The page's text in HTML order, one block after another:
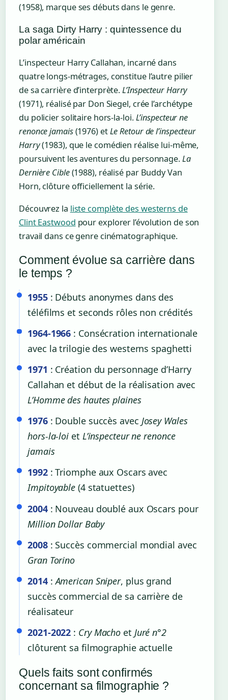
(1958), marque ses débuts dans le genre.
La saga Dirty Harry : quintessence du
polar américain
L’inspecteur Harry Callahan, incarné dans
quatre longs-métrages, constitue l’autre pilier
de sa carrière d’interprète.L’Inspecteur Harry
(1971), réalisé par Don Siegel, crée l’archétype
du policier solitaire hors-la-loi.L’inspecteur ne
renonce jamais(1976) etLe Retour de l’inspecteur
Harry(1983), que le comédien réalise lui-même,
poursuivent les aventures du personnage.La
Dernière Cible(1988), réalisé par Buddy Van
Horn, clôture officiellement la série.
Découvrez la liste complète des westerns de
Clint Eastwood pour explorer l’évolution de son
travail dans ce genre cinématographique.
Comment évolue sa carrière dans
le temps ?
1955: Débuts anonymes dans des
téléfilms et seconds rôles non crédités
1964-1966 : Consécration internationale
avec la trilogie des westerns spaghetti
1971 : Création du personnage d’Harry
Callahan et début de la réalisation avec
L’Homme des hautes plaines
1976: Double succès avec Josey Wales
hors-la-loi et L’inspecteur ne renonce
jamais
1992: Triomphe aux Oscars avec
Impitoyable (4 statuettes)
2004: Nouveau doublé aux Oscars pour
Million Dollar Baby
2008: Succès commercial mondial avec
Gran Torino
2014:American Sniper, plus grand
succès commercial de sa carrière de
réalisateur
2021-2022 : Cry Macho et Juré n°2
clôturent sa filmographie actuelle
Quels faits sont confirmés
concernant sa filmographie ?